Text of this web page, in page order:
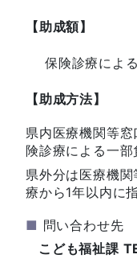
【助成額】
保険診療によ
【助成方法】
県内医療機関等
険診療による一部
県外分は医療機
療から1年以内に
■ 問い合わせ先
こども福祉課